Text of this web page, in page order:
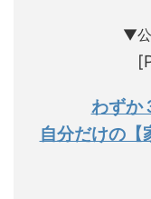
▼
わずか
自分だけの【